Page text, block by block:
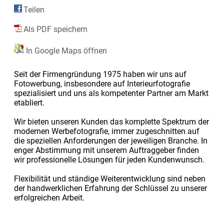
Teilen
Als PDF speichern
In Google Maps öffnen
Seit der Firmengründung 1975 haben wir uns auf
Fotowerbung, insbesondere auf Interieurfotografie
spezialisiert und uns als kompetenter Partner am Markt
etabliert.
Wir bieten unseren Kunden das komplette Spektrum der
modernen Werbefotografie, immer zugeschnitten auf
die speziellen Anforderungen der jeweiligen Branche. In
enger Abstimmung mit unserem Auftraggeber finden
wir professionelle Lösungen für jeden Kundenwunsch.
Flexibilität und ständige Weiterentwicklung sind neben
der handwerklichen Erfahrung der Schlüssel zu unserer
erfolgreichen Arbeit.